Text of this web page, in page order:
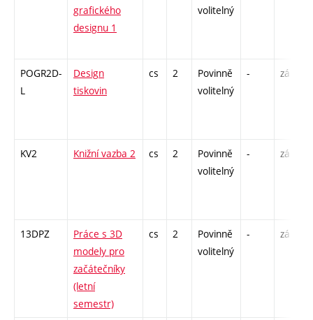
grafického
designu 1
volitelný
POGR2D-
L
Design
tiskovin
cs 2
Povinně
volitelný
- zá
KV2 Knižní vazba 2 cs 2
Povinně
volitelný
- zá
13DPZ
Práce s 3D
modely pro
začátečníky
(letní
semestr)
cs 2
Povinně
volitelný
- zá